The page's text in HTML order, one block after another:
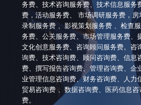
务费、技术咨询服务费、技术信息服务
费，活动服务费、 市场调研服务费，房
录制服务费 、影视策划服务费 、检查
务费、公关服务费、市场管理服务费、
文化创意服务费、咨询顾问服务费。咨
询费、技术咨询费、顾问咨询费、信息
费、撰写报告咨询费、管理咨询费、企
业管理信息咨询费、财务咨询费、人力
贸易咨询费 、数据咨询费、医药信息
费。